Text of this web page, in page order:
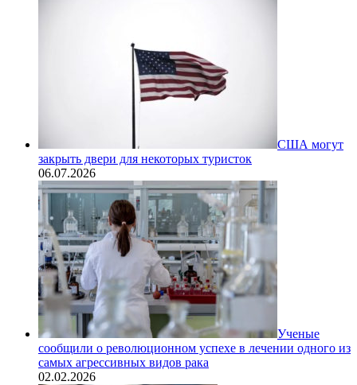
США могут
закрыть двери для некоторых туристок
06.07.2026
Ученые
сообщили о революционном успехе в лечении одного из
самых агрессивных видов рака
02.02.2026